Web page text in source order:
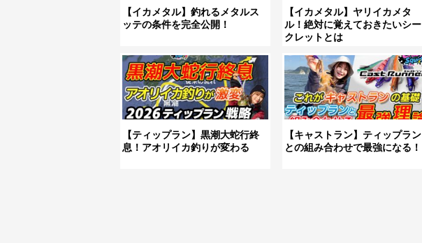
【イカメタル】釣れるメタルス
ッテの条件を完全公開！
【イカメタル】ヤリイカメタ
ル！絶対に覚えておきたいシー
クレットとは
【ティップラン】黒潮大蛇行終
息！アオリイカ釣りが変わる
【キャストラン】ティップラン
との組み合わせで最強になる！